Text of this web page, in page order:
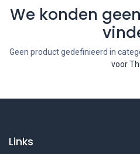
We konden
Geen product gedefinieerd in
voor
Links